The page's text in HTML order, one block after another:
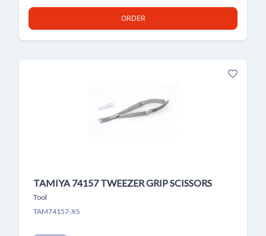
ORDER
TAMIYA 74157 TWEEZER GRIP SCISSORS
Tool
TAM74157-XS